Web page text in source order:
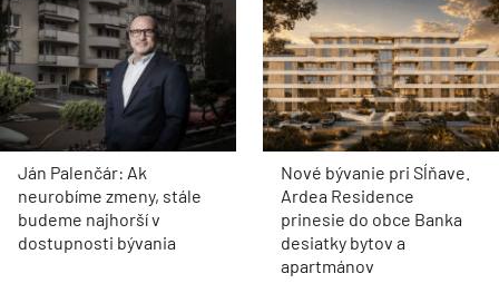
Ján Palenčár: Ak
neurobíme zmeny, stále
budeme najhorší v
dostupnosti bývania
Nové bývanie pri Sĺňave.
Ardea Residence
prinesie do obce Banka
desiatky bytov a
apartmánov